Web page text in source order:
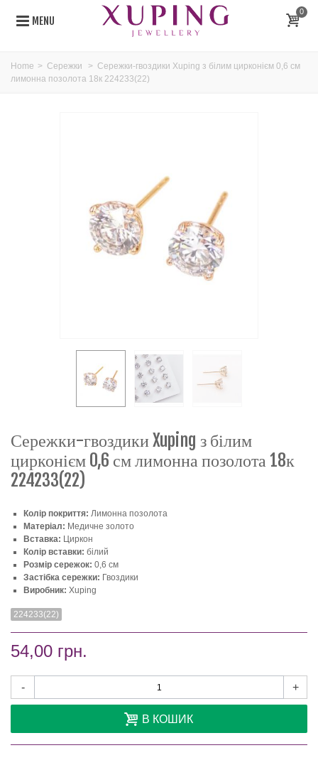
MENU
0
Home > Сережки > Сережки-гвоздики Xuping з білим цирконієм 0,6 см
лимонна позолота 18к 224233(22)
Сережки-гвоздики Xuping з білим
цирконієм 0,6 см лимонна позолота 18к
224233(22)
Колір покриття: Лимонна позолота
Матеріал: Медичне золото
Вставка: Циркон
Колір вставки: білий
Розмір сережок: 0,6 см
Застібка сережки: Гвоздики
Виробник: Xuping
224233(22)
54,00 грн.
- +
В КОШИК